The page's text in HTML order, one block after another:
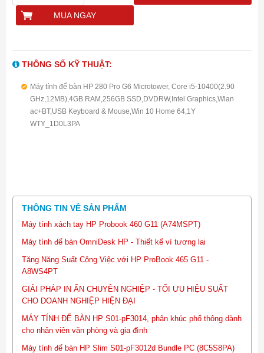
MUA NGAY
THÔNG SỐ KỸ THUẬT:
Máy tính để bàn HP 280 Pro G6 Microtower, Core i5-10400(2.90
GHz,12MB),4GB RAM,256GB SSD,DVDRW,Intel Graphics,Wlan
ac+BT,USB Keyboard & Mouse,Win 10 Home 64,1Y
WTY_1D0L3PA
THÔNG TIN VỀ SẢN PHẨM
Máy tính xách tay HP Probook 460 G11 (A74MSPT)
Máy tính để bàn OmniDesk HP - Thiết kế vì tương lai
Tăng Năng Suất Công Việc với HP ProBook 465 G11 -
A8WS4PT
GIẢI PHÁP IN ẤN CHUYÊN NGHIỆP - TỐI ƯU HIỆU SUẤT
CHO DOANH NGHIỆP HIỆN ĐẠI
MÁY TÍNH ĐỂ BÀN HP S01-pF3014, phân khúc phổ thông dành
cho nhân viên văn phòng và gia đình
Máy tính để bàn HP Slim S01-pF3012d Bundle PC (8C5S8PA)